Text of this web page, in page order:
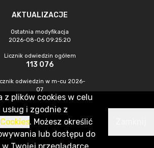
AKTUALIZACJE
Ostatnia modyfikacja
2026-08-06 09:25:20
Licznik odwiedzin ogółem
113 076
odwiedzin w m-cu 2026-
07
406
o.o.
z plików cookies w celu
i zgodnie z
. Możesz określić
lub dostępu do